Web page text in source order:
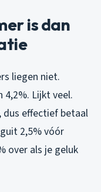
is dan
liegen niet.
4,2%. Lijkt veel.
dus effectief betaal
2,5% vóór
over als je geluk